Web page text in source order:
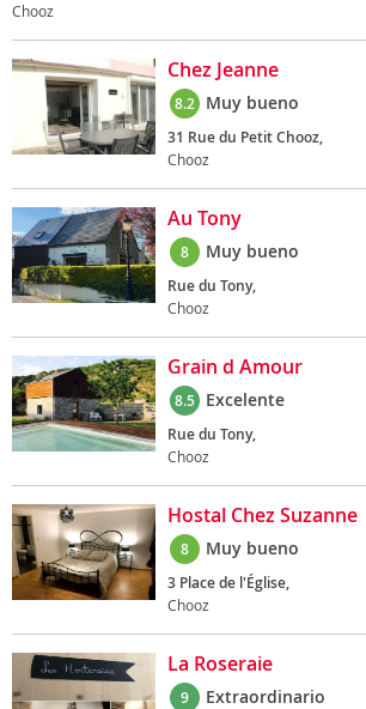
Chooz
Chez Jeanne
8.2 Muy bueno
31 Rue du Petit Chooz,
Chooz
Au Tony
8 Muy bueno
Rue du Tony,
Chooz
Grain d Amour
8.5 Excelente
Rue du Tony,
Chooz
Hostal Chez Suzanne
8 Muy bueno
3 Place de l'Église,
Chooz
La Roseraie
9 Extraordinario